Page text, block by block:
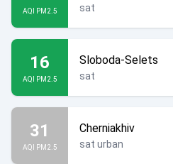
AQI PM2.5 sat
16
AQI PM2.5
Sloboda-Selets
sat
31
AQI PM2.5
Cherniakhiv
sat urban